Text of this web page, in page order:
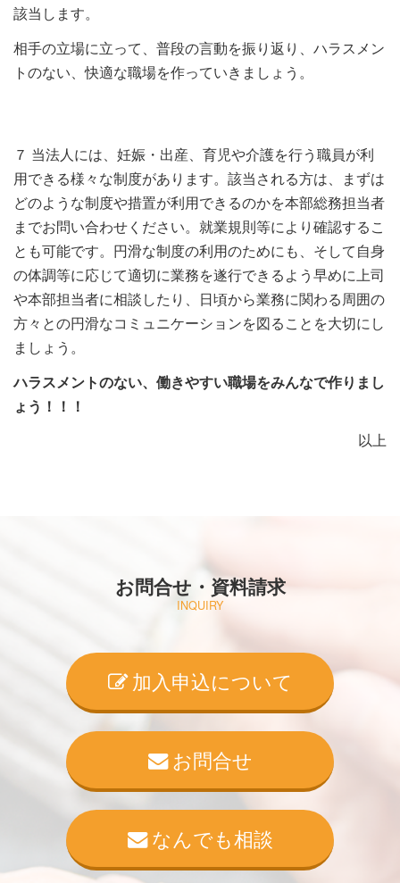
該当します。
相手の立場に立って、普段の言動を振り返り、ハラスメン
トのない、快適な職場を作っていきましょう。
７ 当法人には、妊娠・出産、育児や介護を行う職員が利
用できる様々な制度があります。該当される方は、まずは
どのような制度や措置が利用できるのかを本部総務担当者
までお問い合わせください。就業規則等により確認するこ
とも可能です。円滑な制度の利用のためにも、そして自身
の体調等に応じて適切に業務を遂行できるよう早めに上司
や本部担当者に相談したり、日頃から業務に関わる周囲の
方々との円滑なコミュニケーションを図ることを大切にし
ましょう。
ハラスメントのない、働きやすい職場をみんなで作りまし
ょう！！！
以上
お問合せ・資料請求
INQUIRY
加入申込について
お問合せ
なんでも相談